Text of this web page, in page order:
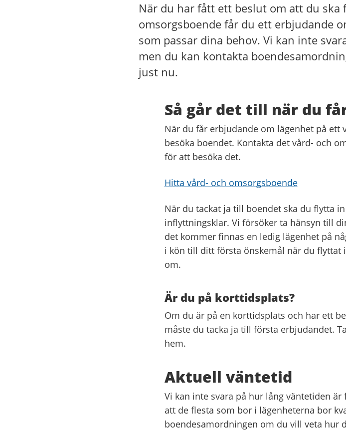
När du har fått ett beslut om att du ska
omsorgsboende får du ett erbjudande
som passar dina behov. Vi kan inte
men du kan kontakta
just nu.
Så går det till när du
När du får erbjudande om lägenhet på ett
besöka boendet. Kontakta det vård- och
för att besöka det.
Hitta vård- och omsorgsboende
När du tackat ja till boendet ska du flytta
inflyttningsklar. Vi försöker ta hänsyn till
det kommer finnas en ledig lägenhet på
i kön till ditt första önskemål när du
om.
Är du på korttidsplats?
Om du är på en korttidsplats och har ett
måste du tacka ja till första erbjudandet.
hem.
Aktuell väntetid
Vi kan inte svara på hur lång väntetiden
att de flesta som bor i lägenheterna bor
boendesamordningen om du vill veta hur